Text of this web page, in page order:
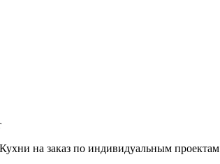
Кухни на заказ по индивидуальным проектам